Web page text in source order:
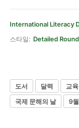
International Literacy
스타일: Detailed
도서 달력 교육
국제 문해의 날
9